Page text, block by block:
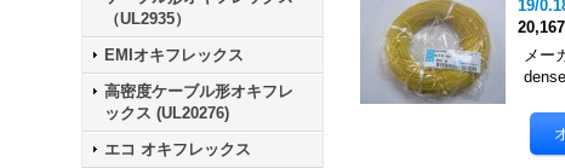
（UL2935）
EMIオキフレックス
高密度ケーブル形オキフレ
ックス (UL20276)
エコ オキフレックス
19/
メー